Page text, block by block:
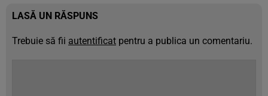
LASĂ UN RĂSPUNS
Trebuie să fii autentificat pentru a publica un comentariu.